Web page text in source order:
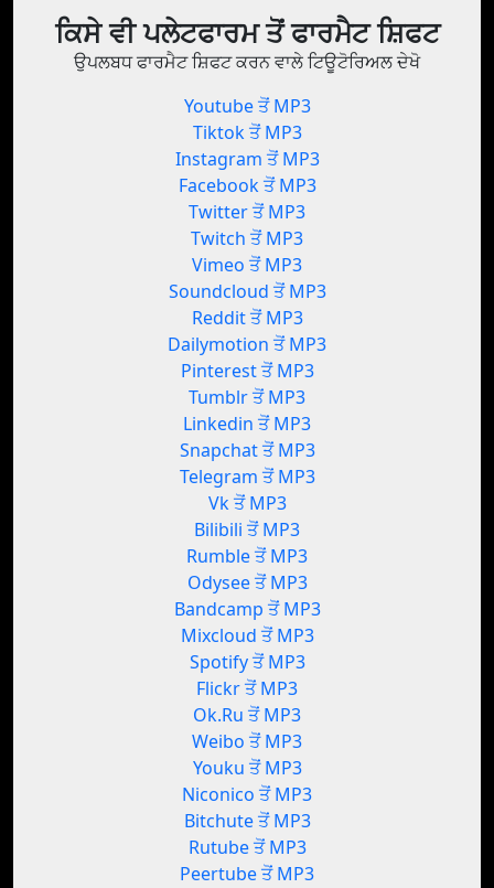
ਕਿਸੇ ਵੀ ਪਲੇਟਫਾਰਮ ਤੋਂ ਫਾਰਮੈਟ ਸ਼ਿਫਟ
ਉਪਲਬਧ ਫਾਰਮੈਟ ਸ਼ਿਫਟ ਕਰਨ ਵਾਲੇ ਟਿਊਟੋਰਿਅਲ ਦੇਖੋ
Youtube ਤੋਂ MP3
Tiktok ਤੋਂ MP3
Instagram ਤੋਂ MP3
Facebook ਤੋਂ MP3
Twitter ਤੋਂ MP3
Twitch ਤੋਂ MP3
Vimeo ਤੋਂ MP3
Soundcloud ਤੋਂ MP3
Reddit ਤੋਂ MP3
Dailymotion ਤੋਂ MP3
Pinterest ਤੋਂ MP3
Tumblr ਤੋਂ MP3
Linkedin ਤੋਂ MP3
Snapchat ਤੋਂ MP3
Telegram ਤੋਂ MP3
Vk ਤੋਂ MP3
Bilibili ਤੋਂ MP3
Rumble ਤੋਂ MP3
Odysee ਤੋਂ MP3
Bandcamp ਤੋਂ MP3
Mixcloud ਤੋਂ MP3
Spotify ਤੋਂ MP3
Flickr ਤੋਂ MP3
Ok.Ru ਤੋਂ MP3
Weibo ਤੋਂ MP3
Youku ਤੋਂ MP3
Niconico ਤੋਂ MP3
Bitchute ਤੋਂ MP3
Rutube ਤੋਂ MP3
Peertube ਤੋਂ MP3